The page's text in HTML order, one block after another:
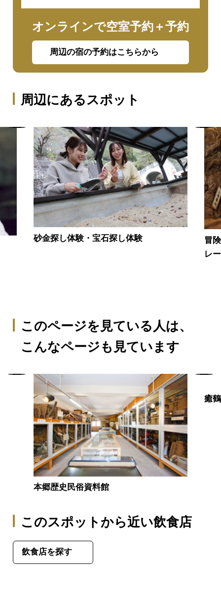
オンラインで空室予約＋予約
周辺の宿の予約はこちらから
周辺にあるスポット
砂金探し体験・宝石探し体験
冒
レー
このページを見ている人は、
こんなページも見ています
本郷歴史民俗資料館
癒
このスポットから近い飲食店
飲食店を探す